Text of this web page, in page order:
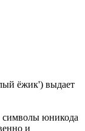
ёжик') выдает
символы юникода
и